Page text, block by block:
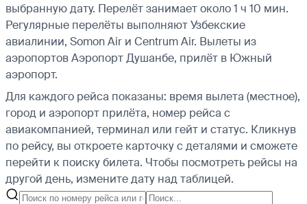
выбранную дату. Перелёт занимает около 1 ч 10 мин.
Регулярные перелёты выполняют Узбекские
авиалинии, Somon Air и Centrum Air. Вылеты из
аэропортов Аэропорт Душанбе, прилёт в Южный
аэропорт.
Для каждого рейса показаны: время вылета (местное),
город и аэропорт прилёта, номер рейса с
авиакомпанией, терминал или гейт и статус. Кликнув
по рейсу, вы откроете карточку с деталями и сможете
перейти к поиску билета. Чтобы посмотреть рейсы на
другой день, измените дату над таблицей.